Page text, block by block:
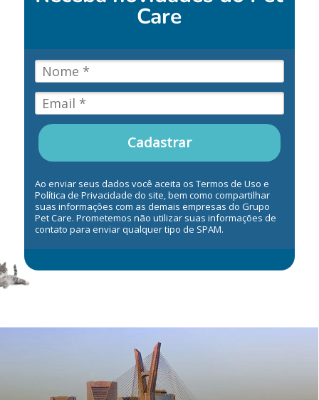
Care
Cadastrar
Ao enviar seus dados você aceita os Termos de Uso e
Política de Privacidade do site, bem como compartilhar
suas informações com as demais empresas do Grupo
Pet Care. Prometemos não utilizar suas informações de
contato para enviar qualquer tipo de SPAM.